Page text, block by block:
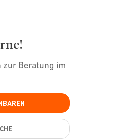
zur Beratung im